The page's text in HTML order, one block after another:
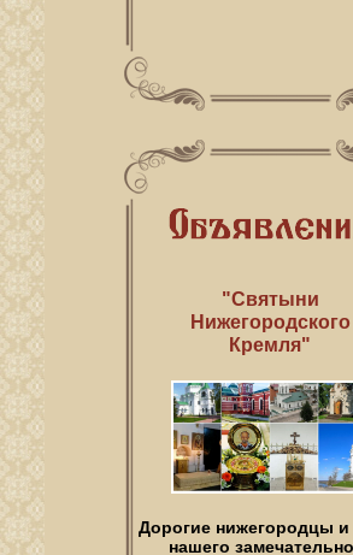
"Святыни
Нижегородского
Кремля"
Дорогие нижегородцы и
нашего